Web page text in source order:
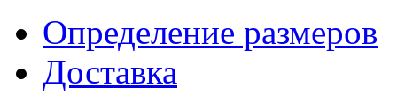
Определение размеров
Доставка